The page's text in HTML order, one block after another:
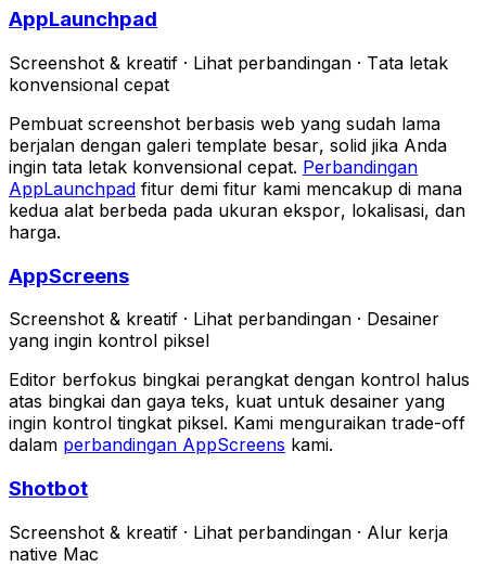
AppLaunchpad
Screenshot & kreatif · Lihat perbandingan · Tata letak
konvensional cepat
Pembuat screenshot berbasis web yang sudah lama
berjalan dengan galeri template besar, solid jika Anda
ingin tata letak konvensional cepat. Perbandingan
AppLaunchpad fitur demi fitur kami mencakup di mana
kedua alat berbeda pada ukuran ekspor, lokalisasi, dan
harga.
AppScreens
Screenshot & kreatif · Lihat perbandingan · Desainer
yang ingin kontrol piksel
Editor berfokus bingkai perangkat dengan kontrol halus
atas bingkai dan gaya teks, kuat untuk desainer yang
ingin kontrol tingkat piksel. Kami menguraikan trade-off
dalam perbandingan AppScreens kami.
Shotbot
Screenshot & kreatif · Lihat perbandingan · Alur kerja
native Mac